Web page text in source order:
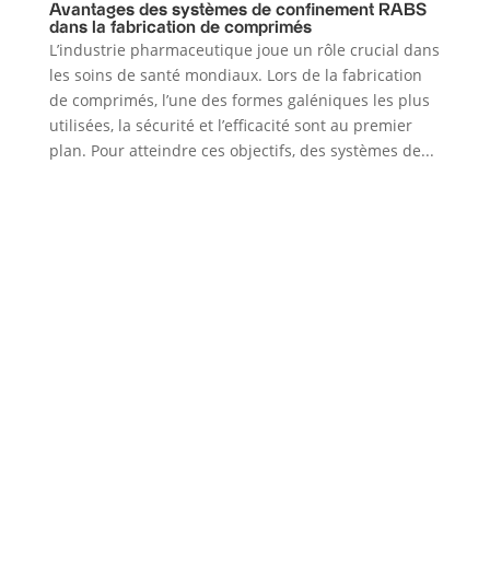
Avantages des systèmes de confinement RABS
dans la fabrication de comprimés
L’industrie pharmaceutique joue un rôle crucial dans
les soins de santé mondiaux. Lors de la fabrication
de comprimés, l’une des formes galéniques les plus
utilisées, la sécurité et l’efficacité sont au premier
plan. Pour atteindre ces objectifs, des systèmes de...